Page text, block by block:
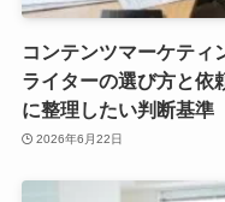
コンテンツマーケティ
ライターの選び方と依
に整理したい判断基準
2026年6月22日